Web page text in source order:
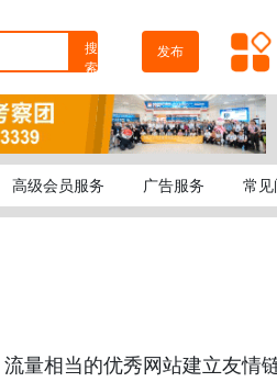
搜
索
发布
高级会员服务 广告服务 常
量相当的优秀网站建立友情